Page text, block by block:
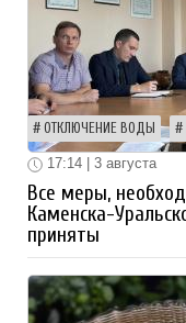
ОТКЛЮЧЕНИЕ ВОДЫ
17:14 | 3 августа
Все меры,
Каменска-
приняты